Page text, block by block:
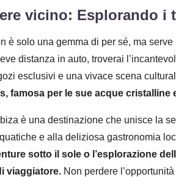
vicino: Esplorando i
è solo una gemma di per sé, ma
distanza in auto, troverai
esclusivi e una vivace scena
famosa per le sue acque cristalline
è una destinazione che unisce la
e alla deliziosa gastronomia
sotto il sole o l’esplorazione
viaggiatore. Non perdere